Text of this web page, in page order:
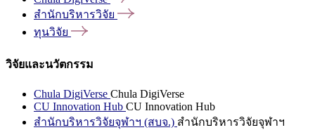
สำนักบริหารวิจัย
ทุนวิจัย
วิจัยและนวัตกรรม
Chula DigiVerse Chula DigiVerse
CU Innovation Hub CU Innovation Hub
สำนักบริหารวิจัยจุฬาฯ (สบจ.) สำนักบริหารวิจัยจุฬาฯ